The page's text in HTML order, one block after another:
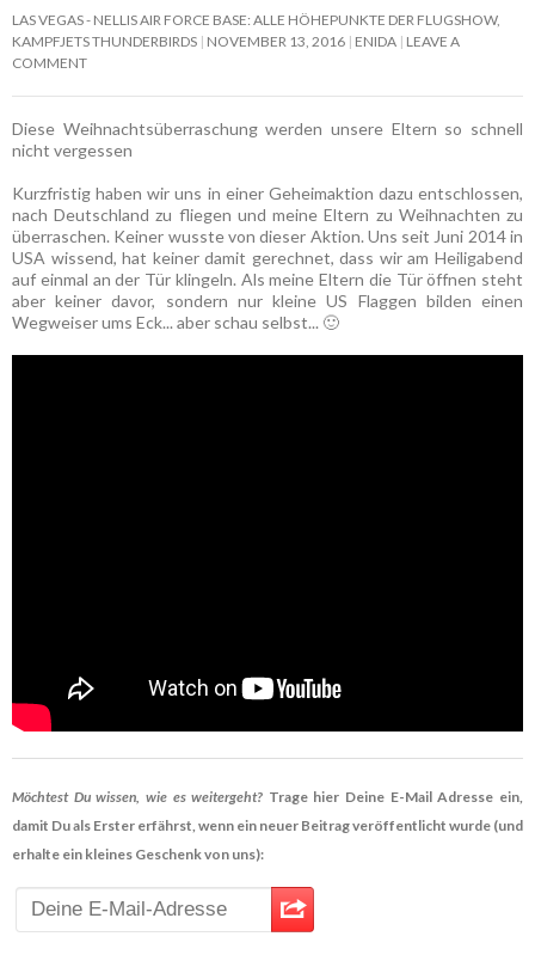
LAS VEGAS - NELLIS AIR FORCE BASE: ALLE HÖHEPUNKTE DER FLUGSHOW,
KAMPFJETS THUNDERBIRDS NOVEMBER 13, 2016 ENIDA LEAVE A
COMMENT
Diese Weihnachtsüberraschung werden unsere Eltern so schnell
nicht vergessen
Kurzfristig haben wir uns in einer Geheimaktion dazu entschlossen,
nach Deutschland zu fliegen und meine Eltern zu Weihnachten zu
überraschen. Keiner wusste von dieser Aktion. Uns seit Juni 2014 in
USA wissend, hat keiner damit gerechnet, dass wir am Heiligabend
auf einmal an der Tür klingeln. Als meine Eltern die Tür öffnen steht
aber keiner davor, sondern nur kleine US Flaggen bilden einen
Wegweiser ums Eck... aber schau selbst... 🙂
Möchtest Du wissen, wie es weitergeht? Trage hier Deine E-Mail Adresse ein,
damit Du als Erster erfährst, wenn ein neuer Beitrag veröffentlicht wurde (und
erhalte ein kleines Geschenk von uns):